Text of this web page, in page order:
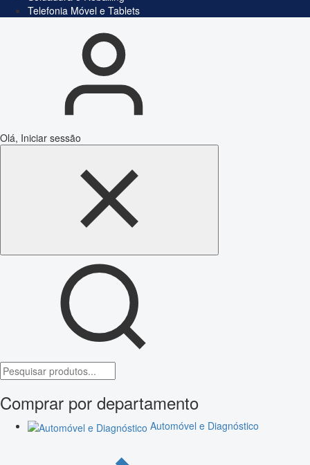
Telefonia Móvel e Tablets
Olá, Iniciar sessão
Comprar por departamento
Automóvel e Diagnóstico